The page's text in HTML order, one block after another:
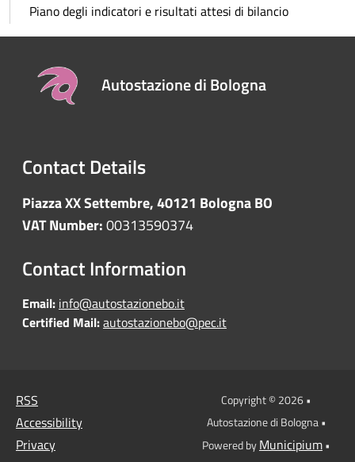
Piano degli indicatori e risultati attesi di bilancio
Autostazione di Bologna
Contact Details
Piazza XX Settembre, 40121 Bologna BO
VAT Number:00313590374
Contact Information
Email: info@autostazionebo.it
Certified Mail:autostazionebo@pec.it
RSS
Accessibility
Privacy
Copyright © 2026 •
Autostazione di Bologna •
Powered byMunicipium•